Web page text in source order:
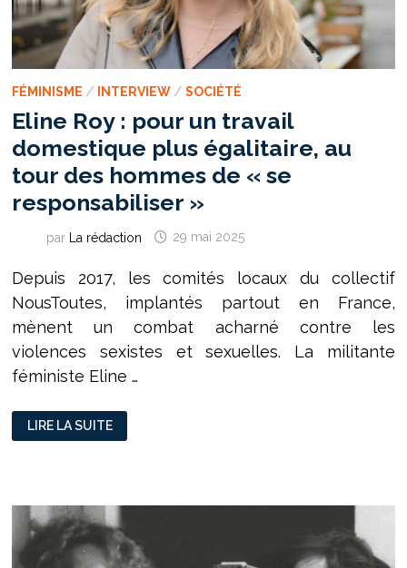
FÉMINISME / INTERVIEW/ SOCIÉTÉ
Eline Roy : pour un travail
domestique plus égalitaire, au
tour des hommes de « se
responsabiliser »
par La rédaction 29 mai 2025
Depuis 2017, les comités locaux du collectif
NousToutes, implantés partout en France,
mènent un combat acharné contre les
violences sexistes et sexuelles. La militante
féministe Eline …
ELINE
ROY
:
PLUS
ÉGALITAIRE,
AU
TOUR
DES
LIRE LA SUITE